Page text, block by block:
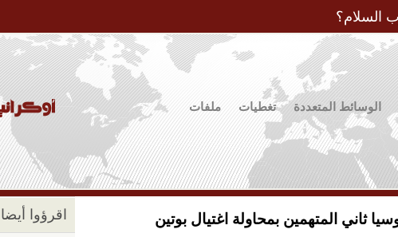
السلام؟
الوسائط المتعددة تغطيات ملفات
ثاني المتهمين بمحاولة اغتيال بوتين اقرؤوا